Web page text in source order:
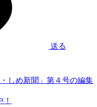
送る
しめ新聞」第４号の編集